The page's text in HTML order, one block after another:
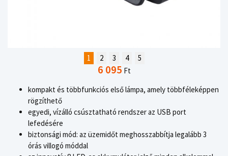
1 2 3 4 5
6 095 Ft
kompakt és többfunkciós első lámpa, amely többféleképpen
rögzíthető
egyedi, vízálló csúsztatható rendszer az USB port
lefedésére
biztonsági mód: az üzemidőt meghosszabbítja legalább 3
órás villogó móddal